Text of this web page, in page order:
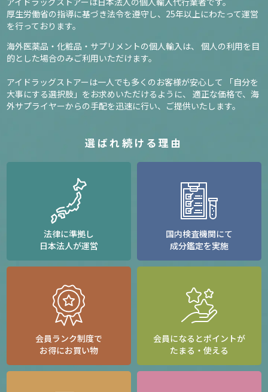
厚生労働省の指導に基づき法令を遵守し、 25年以上にわたって運営
を行っております。
海外医薬品・化粧品・サプリメントの個人輸入は、
個人の利用を目
的とした場合のみご利用いただけます。
アイドラッグストアーは一人でも多くのお客様が安心して
「自分を
大事にする選択肢」をお求めいただけるように、
適正な価格で、海
外サプライヤーからの手配を迅速に行い、ご提供いたします。
選ばれ続ける理由
法律に準拠し
日本法人が運営
国内検査機関にて
成分鑑定を実施
会員ランク制度で
お得にお買い物
会員になるとポイントが
たまる・使える